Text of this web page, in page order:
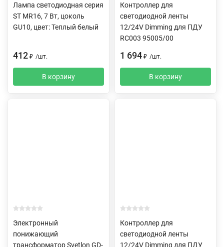
Лампа светодиодная серия
ST MR16, 7 Вт, цоколь
GU10, цвет: Теплый белый
412 ₽ /шт.
В корзину
Контроллер для
светодиодной ленты
12/24V Dimming для ПДУ
RC003 95005/00
1 694 ₽ /шт.
В корзину
Электронный
понижающий
трансформатор Svetlon GD-
Контроллер для
светодиодной ленты
12/24V Dimming для ПДУ